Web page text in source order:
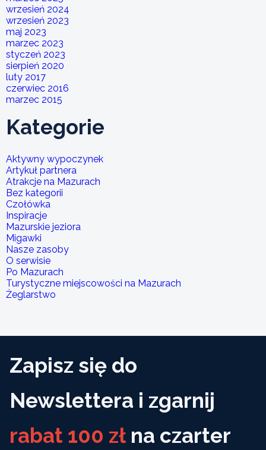
wrzesień 2024
wrzesień 2023
maj 2023
marzec 2023
styczeń 2023
sierpień 2020
luty 2017
czerwiec 2016
marzec 2015
Kategorie
Aktywny wypoczynek
Artykuł partnera
Atrakcje na Mazurach
Bez kategorii
Czołówka
Inspiracje
Mazurskie jeziora
Migawki
Nasze zasoby
O serwisie
Po Mazurach
Turystyczne miejscowości na Mazurach
Żeglarstwo
Zapisz się do
Newslettera i zgarnij
rabat 100 zł na czarter